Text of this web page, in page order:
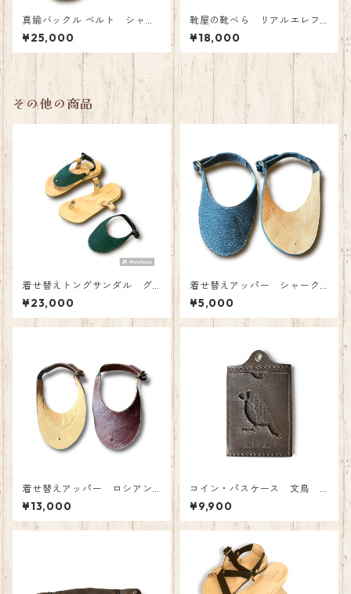
真鍮バックル ベルト シャー
ク ブラック 40mm幅
¥25,000
靴屋の靴べら リアルエレフ
ァント グレー
¥18,000
その他の商品
着せ替えトングサンダル グ
リーンヌバック
¥23,000
着せ替えアッパー シャーク
ヌバック デニムブルー ア
ッパーのみ
¥5,000
着せ替えアッパー ロシアン
カーフ アッパーのみ
¥13,000
コイン・パスケース 文鳥
グレー
¥9,900